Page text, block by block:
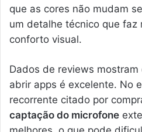
que as cores não mudam
um detalhe técnico que faz
conforto visual.
Dados de reviews
abrir apps é excelente. No
recorrente citado por
captação do microfone